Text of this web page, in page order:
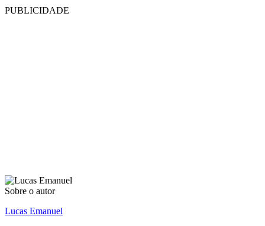
PUBLICIDADE
Sobre o autor
Lucas Emanuel